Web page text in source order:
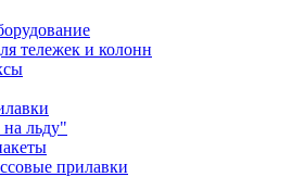
тележек и колонн
льду"
прилавки